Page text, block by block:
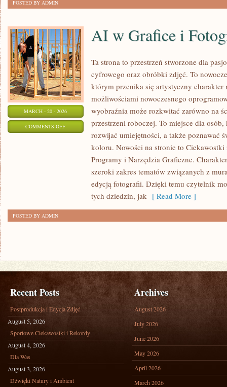
POSTED BY ADMIN
MARCH - 20 - 2026
COMMENTS OFFON
AI w Grafice i
Ta strona to przestrzeń stworzone dla
cyfrowego oraz obróbki zdjęć. To
którym przenika się artystyczny charakter
możliwościami nowoczesnego
wyobraźnia może rozkwitać zarówno na
przestrzeni roboczej. To miejsce dla
rozwijać umiejętności, a także poznawać
koloru. Nowości na stronie to
Programy i Narzędzia Graficzne.
szeroki zakres tematów związanych z
edycją fotografii. Dzięki temu czytelnik
tych dziedzin, jak [ Read More ]
POSTED BY ADMIN
Recent Posts
Postprodukcja i Edycja Zdjęć
August 5, 2026
Sportowe Ciekawostki i Rekordy
August 4, 2026
Dla Was
August 3, 2026
Dźwięki Natury i Ambient
Archives
August 2026
July 2026
June 2026
May 2026
April 2026
March 2026